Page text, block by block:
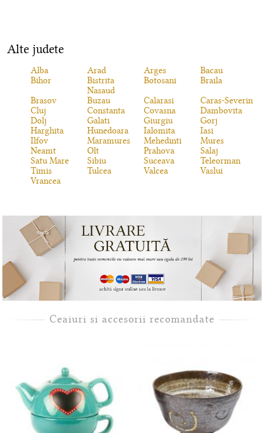
Alte judete
Alba Arad Arges
Bacau
Bihor
Bistrita
Nasaud
Botosani
Braila
Brasov
Buzau Calarasi
Caras-Severin
Cluj
Constanta Covasna
Dambovita
Dolj
Galati Giurgiu
Gorj
Harghita
Hunedoara Ialomita
Iasi
Ilfov
Maramures Mehedinti
Mures
Neamt
Olt Prahova
Salaj
Satu Mare
Sibiu Suceava
Teleorman
Timis
Tulcea Valcea
Vaslui
Vrancea
Ceaiuri si accesorii recomandate